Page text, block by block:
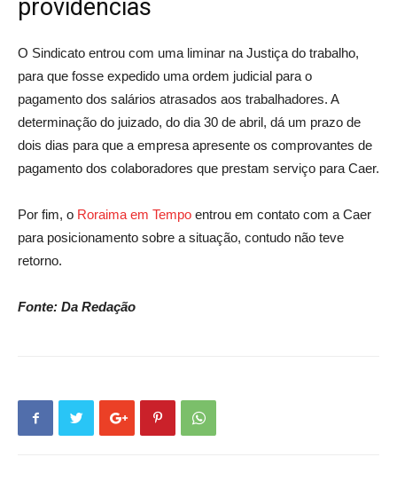
providências
O Sindicato entrou com uma liminar na Justiça do trabalho,
para que fosse expedido uma ordem judicial para o
pagamento dos salários atrasados aos trabalhadores. A
determinação do juizado, do dia 30 de abril, dá um prazo de
dois dias para que a empresa apresente os comprovantes de
pagamento dos colaboradores que prestam serviço para Caer.
Por fim, o Roraima em Tempo entrou em contato com a Caer
para posicionamento sobre a situação, contudo não teve
retorno.
Fonte: Da Redação